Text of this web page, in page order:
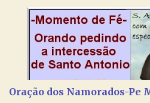
no programa de rádio Momento de
relacionamentos. Seu
sofrendo? Então ouça o Momento
de orações abençoadas, d eixe o
restaurar você e seu
Oração Pelos Casais Que Estão
separados, devido ao envolvimento
Oração dos Namorados-Pe